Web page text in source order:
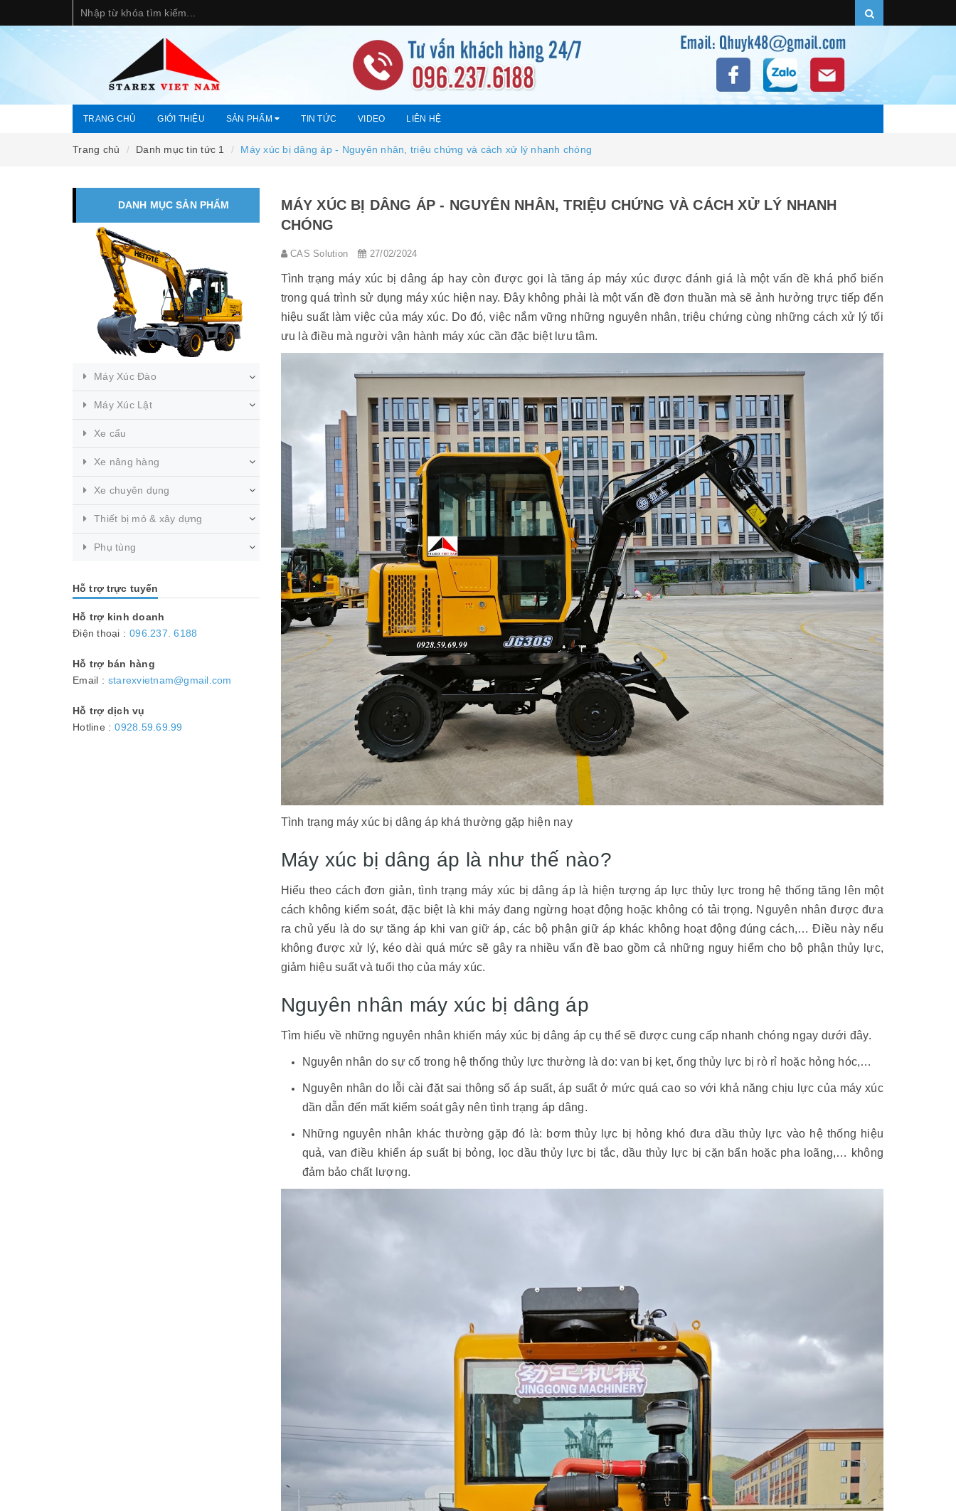
TRANG CHỦ GIỚI THIỆU SẢN PHẨM TIN TỨC VIDEO LIÊN HỆ
Trang chủ Danh mục tin tức 1 Máy xúc bị dâng áp - Nguyên nhân, triệu chứng và cách xử lý nhanh chóng
MÁY XÚC BỊ DÂNG ÁP - NGUYÊN NHÂN, TRIỆU CHỨNG VÀ CÁCH XỬ LÝ NHANH
CHÓNG
CAS Solution 27/02/2024
Tình trạng máy xúc bị dâng áp hay còn được gọi là tăng áp máy xúc được đánh giá là một vấn đề khá phổ biến
trong quá trình sử dụng máy xúc hiện nay. Đây không phải là một vấn đề đơn thuần mà sẽ ảnh hưởng trực tiếp đến
hiệu suất làm việc của máy xúc. Do đó, việc nắm vững những nguyên nhân, triệu chứng cùng những cách xử lý tối
ưu là điều mà người vận hành máy xúc cần đặc biệt lưu tâm.
Tình trạng máy xúc bị dâng áp khá thường gặp hiện nay
Máy xúc bị dâng áp là như thế nào?
Hiểu theo cách đơn giản, tình trạng máy xúc bị dâng áp là hiện tượng áp lực thủy lực trong hệ thống tăng lên một
cách không kiểm soát, đặc biệt là khi máy đang ngừng hoạt động hoặc không có tải trọng. Nguyên nhân được đưa
ra chủ yếu là do sự tăng áp khi van giữ áp, các bộ phận giữ áp khác không hoạt động đúng cách,… Điều này nếu
không được xử lý, kéo dài quá mức sẽ gây ra nhiều vấn đề bao gồm cả những nguy hiểm cho bộ phận thủy lực,
giảm hiệu suất và tuổi thọ của máy xúc.
Nguyên nhân máy xúc bị dâng áp
Tìm hiểu về những nguyên nhân khiến máy xúc bị dâng áp cụ thể sẽ được cung cấp nhanh chóng ngay dưới đây.
Nguyên nhân do sự cố trong hệ thống thủy lực thường là do: van bị kẹt, ống thủy lực bị rò rỉ hoặc hỏng hóc,…
Nguyên nhân do lỗi cài đặt sai thông số áp suất, áp suất ở mức quá cao so với khả năng chịu lực của máy xúc
dần dẫn đến mất kiểm soát gây nên tình trạng áp dâng.
Những nguyên nhân khác thường gặp đó là: bơm thủy lực bị hỏng khó đưa dầu thủy lực vào hệ thống hiệu
quả, van điều khiển áp suất bị bỏng, lọc dầu thủy lực bị tắc, dầu thủy lực bị cặn bẩn hoặc pha loãng,… không
đảm bảo chất lượng.
DANH MỤC SẢN PHẨM
Máy Xúc Đào
Máy Xúc Lật
Xe cẩu
Xe nâng hàng
Xe chuyên dụng
Thiết bị mỏ & xây dựng
Phụ tùng
Hỗ trợ trực tuyến
Hỗ trợ kinh doanh
Điện thoại : 096.237. 6188
Hỗ trợ bán hàng
Email : starexvietnam@gmail.com
Hỗ trợ dịch vụ
Hotline : 0928.59.69.99